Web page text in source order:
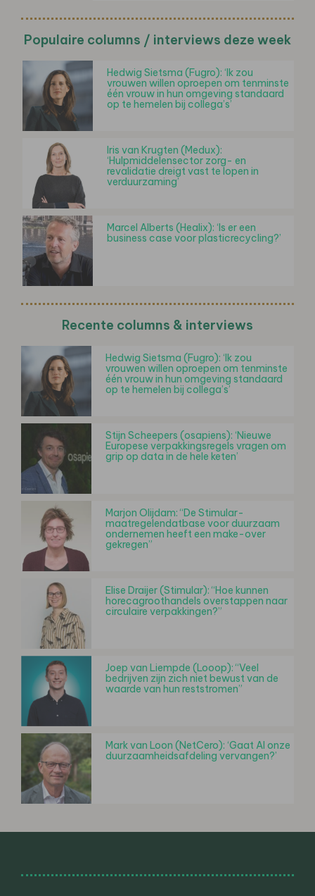
Populaire columns / interviews deze week
Hedwig Sietsma (Fugro): ‘Ik zou
vrouwen willen oproepen om tenminste
één vrouw in hun omgeving standaard
op te hemelen bij collega’s’
Iris van Krugten (Medux):
‘Hulpmiddelensector zorg- en
revalidatie dreigt vast te lopen in
verduurzaming’
Marcel Alberts (Healix): ‘Is er een
business case voor plasticrecycling?’
Recente columns & interviews
Hedwig Sietsma (Fugro): ‘Ik zou
vrouwen willen oproepen om tenminste
één vrouw in hun omgeving standaard
op te hemelen bij collega’s’
Stijn Scheepers (osapiens): ‘Nieuwe
Europese verpakkingsregels vragen om
grip op data in de hele keten’
Marjon Olijdam: “De Stimular-
maatregelendatbase voor duurzaam
ondernemen heeft een make-over
gekregen”
Elise Draijer (Stimular): “Hoe kunnen
horecagroothandels overstappen naar
circulaire verpakkingen?”
Joep van Liempde (Looop): “Veel
bedrijven zijn zich niet bewust van de
waarde van hun reststromen”
Mark van Loon (NetCero): ‘Gaat AI onze
duurzaamheidsafdeling vervangen?’